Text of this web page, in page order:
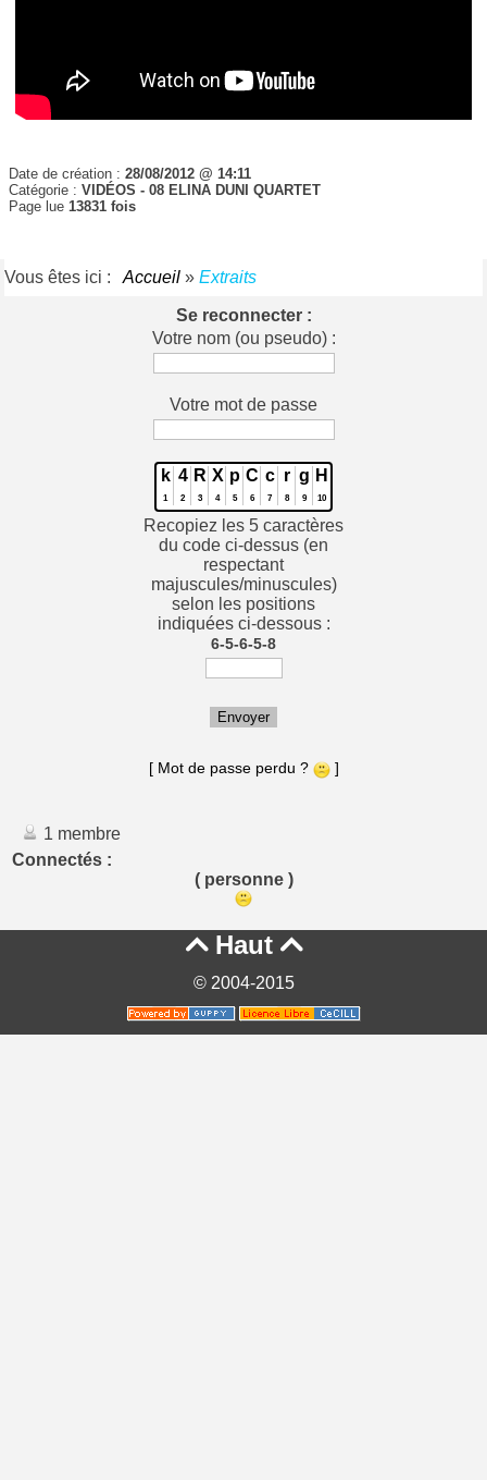
Date de création : 28/08/2012 @ 14:11
Catégorie : VIDÉOS - 08 ELINA DUNI QUARTET
Page lue 13831 fois
Vous êtes ici : Accueil » Extraits
Se reconnecter :
Votre nom (ou pseudo) :
Votre mot de passe
k
1
4
2
R
3
X
4
p
5
C
6
c
7
r
8
g
9
H
10
Recopiez les 5 caractères
du code ci-dessus (en
respectant
majuscules/minuscules)
selon les positions
indiquées ci-dessous :
6-5-6-5-8
Envoyer
[ Mot de passe perdu ? ]
1 membre
Connectés :
( personne )
Haut 
© 2004-2015